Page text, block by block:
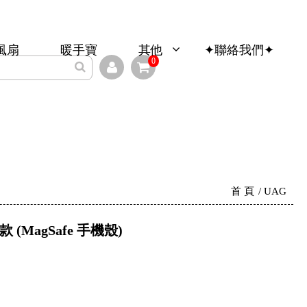
0
扇 暖手寶 其他 ✦聯絡我們✦
首 頁 UAG
(MagSafe 手機殼)